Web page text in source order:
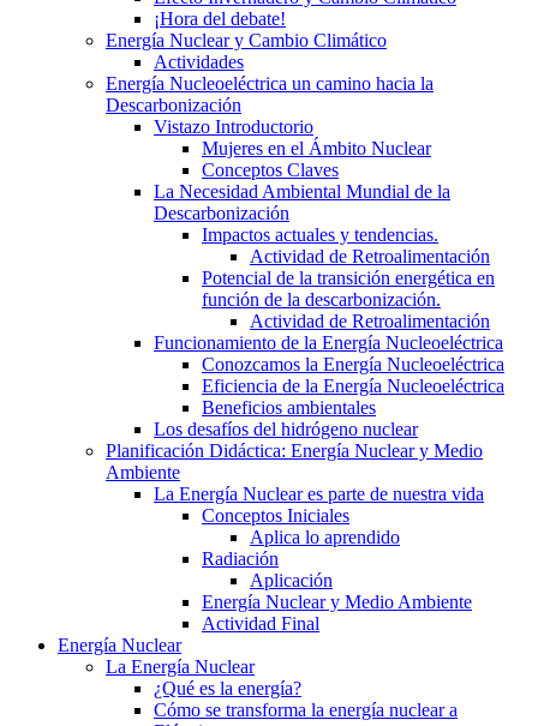
¡Hora del debate!
Energía Nuclear y Cambio Climático
Actividades
Energía Nucleoeléctrica un camino hacia la
Descarbonización
Vistazo Introductorio
Mujeres en el Ámbito Nuclear
Conceptos Claves
La Necesidad Ambiental Mundial de la
Descarbonización
Impactos actuales y tendencias.
Actividad de Retroalimentación
Potencial de la transición energética en
función de la descarbonización.
Actividad de Retroalimentación
Funcionamiento de la Energía Nucleoeléctrica
Conozcamos la Energía Nucleoeléctrica
Eficiencia de la Energía Nucleoeléctrica
Beneficios ambientales
Los desafíos del hidrógeno nuclear
Planificación Didáctica: Energía Nuclear y Medio
Ambiente
La Energía Nuclear es parte de nuestra vida
Conceptos Iniciales
Aplica lo aprendido
Radiación
Aplicación
Energía Nuclear y Medio Ambiente
Actividad Final
Energía Nuclear
La Energía Nuclear
¿Qué es la energía?
Cómo se transforma la energía nuclear a